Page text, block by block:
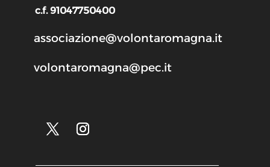
c.f. 91047750400
associazione@volontaromagna.it
volontaromagna@pec.it